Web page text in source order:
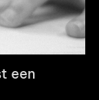
een